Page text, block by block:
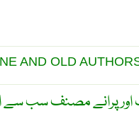
AND OLD
اور پرانے مصنف سب